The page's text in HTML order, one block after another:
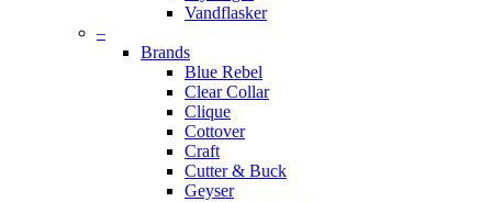
Vandflasker
–
Brands
Blue Rebel
Clear Collar
Clique
Cottover
Craft
Cutter & Buck
Geyser